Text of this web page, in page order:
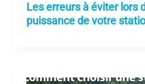
Les erreurs à éviter lors
puissance de votre